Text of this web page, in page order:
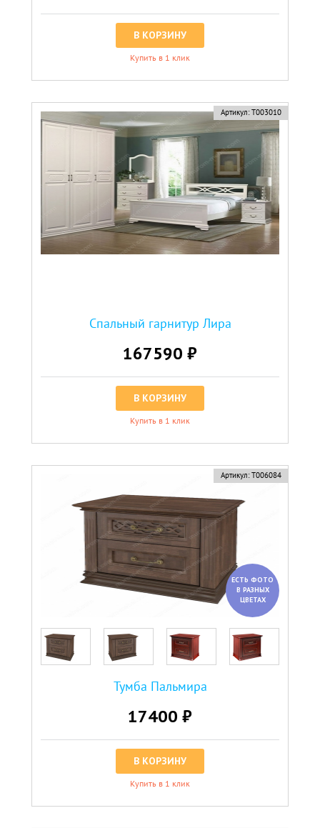
В КОРЗИНУ
Купить в 1 клик
Артикул: Т003010
Спальный гарнитур Лира
167590 ₽
В КОРЗИНУ
Купить в 1 клик
Артикул: Т006084
ЕСТЬ ФОТО
В РАЗНЫХ
ЦВЕТАХ
Тумба Пальмира
17400 ₽
В КОРЗИНУ
Купить в 1 клик